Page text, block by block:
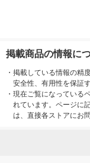
掲載商品の情報に
・ 掲載している情報の精
安全性、有用性を保証
・ 現在ご覧になっている
れています。ページに
は、直接各ストアにお